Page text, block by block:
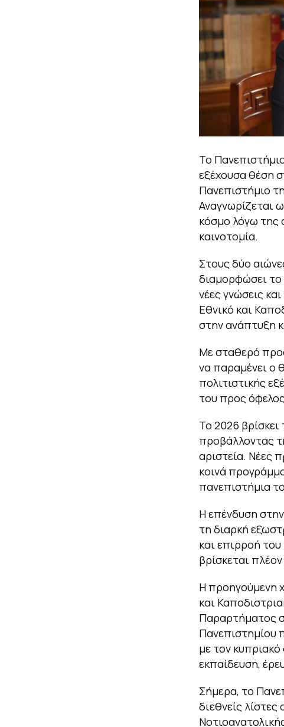
Το
εξέχουσα θέση
Πανεπιστήμιο
Αναγνωρίζεται
κόσμο λόγω της
καινοτομία.
Στους δύο
διαμορφώσει
νέες γνώσεις
Εθνικό και
στην ανάπτυξη
Με σταθερό
να παραμένει ο
πολιτιστικής
του προς
Το 2026
προβάλλοντας
αριστεία. Νέες
κοινά
πανεπιστήμια
Η επένδυση στην
τη διαρκή
και επιρροή
βρίσκεται
Η προηγούμενη
και
Παραρτήματoς
Πανεπιστημίου
με τον
εκπαίδευση,
Σήμερα, το
διεθνείς